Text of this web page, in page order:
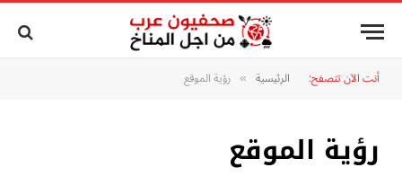
أنت الآن تتصفح: الرئيسية » رؤية الموقع
رؤية الموقع